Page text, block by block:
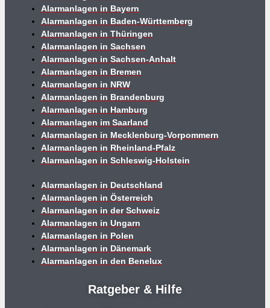
Alarmanlagen in Bayern
Alarmanlagen in Baden-Württemberg
Alarmanlagen in Thüringen
Alarmanlagen in Sachsen
Alarmanlagen in Sachsen-Anhalt
Alarmanlagen in Bremen
Alarmanlagen in NRW
Alarmanlagen in Brandenburg
Alarmanlagen in Hamburg
Alarmanlagen im Saarland
Alarmanlagen in Mecklenburg-Vorpommern
Alarmanlagen in Rheinland-Pfalz
Alarmanlagen in Schleswig-Holstein
Alarmanlagen in Deutschland
Alarmanlagen in Österreich
Alarmanlagen in der Schweiz
Alarmanlagen in Ungarn
Alarmanlagen in Polen
Alarmanlagen in Dänemark
Alarmanlagen in den Benelux
Ratgeber & Hilfe